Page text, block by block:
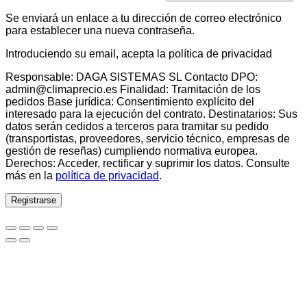
Se enviará un enlace a tu dirección de correo electrónico
para establecer una nueva contraseña.
Introduciendo su email, acepta la política de privacidad
Responsable: DAGA SISTEMAS SL Contacto DPO:
admin@climaprecio.es Finalidad: Tramitación de los
pedidos Base jurídica: Consentimiento explícito del
interesado para la ejecución del contrato. Destinatarios: Sus
datos serán cedidos a terceros para tramitar su pedido
(transportistas, proveedores, servicio técnico, empresas de
gestión de reseñas) cumpliendo normativa europea.
Derechos: Acceder, rectificar y suprimir los datos. Consulte
más en la política de privacidad.
Registrarse